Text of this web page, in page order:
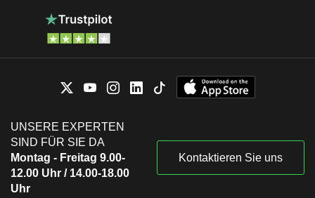
UNSERE EXPERTEN
SIND FÜR SIE DA
Montag - Freitag 9.00-
12.00 Uhr / 14.00-18.00
Uhr
Kontaktieren Sie uns